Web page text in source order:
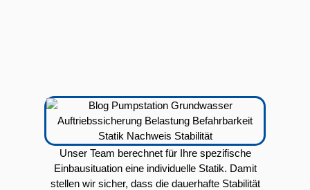
Unser Team berechnet für Ihre spezifische
Einbausituation eine individuelle Statik. Damit
stellen wir sicher, dass die dauerhafte Stabilität